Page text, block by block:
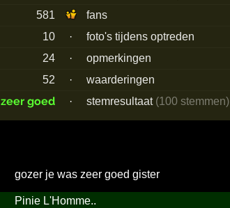
581
fans
10
·
foto's tijdens optreden
24
·
opmerkingen
52
· waarderingen
zeer goed · stemresultaat (100 stemmen)
gozer je was zeer goed gister
Pinie L'Homme..